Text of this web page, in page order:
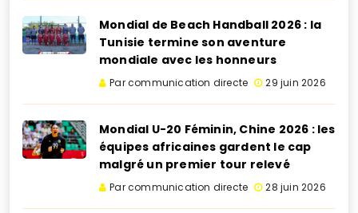
Mondial de Beach Handball 2026 : la
Tunisie termine son aventure
mondiale avec les honneurs
Par communication directe 29 juin 2026
Mondial U-20 Féminin, Chine 2026 : les
équipes africaines gardent le cap
malgré un premier tour relevé
Par communication directe 28 juin 2026